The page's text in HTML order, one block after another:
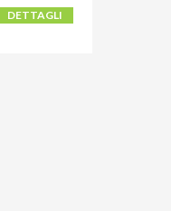
DETTAGLI